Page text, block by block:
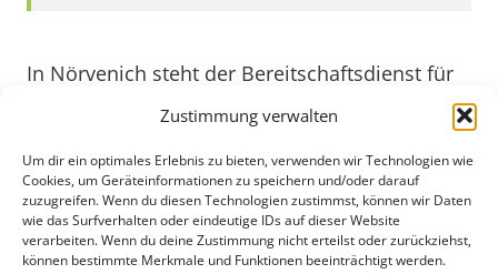
Zustimmung verwalten
Um dir ein optimales Erlebnis zu bieten, verwenden wir Technologien wie
Cookies, um Geräteinformationen zu speichern und/oder darauf
zuzugreifen. Wenn du diesen Technologien zustimmst, können wir Daten
wie das Surfverhalten oder eindeutige IDs auf dieser Website
verarbeiten. Wenn du deine Zustimmung nicht erteilst oder zurückziehst,
können bestimmte Merkmale und Funktionen beeinträchtigt werden.
In Nörvenich steht der Bereitschaftsdienst für
Gewerbebetriebe, Kommunen und private
Haushalte rund um die Uhr bereit. Dieser
Service gewährleistet schnelle Hilfe bei
unerwarteten Problemen, sei es ein
Wasserrohrbruch in einem Unternehmen oder
eine technische Störung in einem öffentlichen